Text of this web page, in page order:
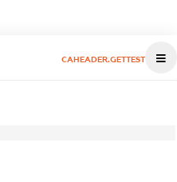
CAHEADER.GETTEST